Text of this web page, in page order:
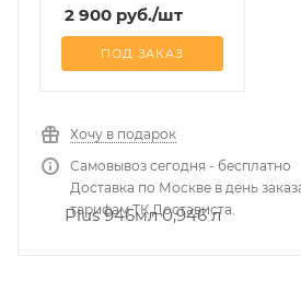
2 900 руб./шт
ПОД ЗАКАЗ
Хочу в подарок
Самовывоз сегодня - бесплатно
Доставка по Москве в день
тарифам ТК Достависта.